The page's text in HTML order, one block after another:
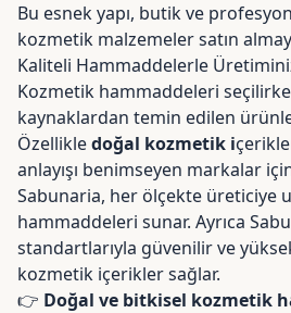
Bu esnek yapı, butik ve
kozmetik malzemeler satın
Kaliteli Hammaddelerle
Kozmetik hammaddeleri
kaynaklardan temin edilen
Özellikledoğal kozmetik i
anlayışı benimseyen markalar
Sabunaria, her ölçekte üreticiye
hammaddeleri sunar. Ayrıca
standartlarıyla güvenilir ve
kozmetik içerikler sağlar.
👉 Doğal ve bitkisel kozmetik